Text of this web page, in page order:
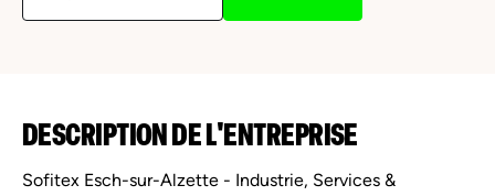
DESCRIPTION DE L'ENTREPRISE
Sofitex Esch-sur-Alzette - Industrie, Services &